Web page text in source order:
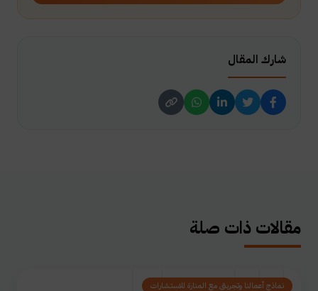
شارك المقال
مقالات ذات صلة
نماذج أعمالنا وتجربتي مع المنارة للاستشارات